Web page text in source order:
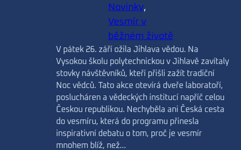
Novinky
Vesmír v
běžném životě
V pátek 26. září ožila Jihlava vědou. Na
Vysokou školu polytechnickou v Jihlavě zavítaly
stovky návštěvníků, kteří přišli zažít tradiční
Noc vědců. Tato akce otevírá dveře laboratoří,
poslucháren a vědeckých institucí napříč celou
Českou republikou. Nechyběla ani Česká cesta
do vesmíru, která do programu přinesla
inspirativní debatu o tom, proč je vesmír
mnohem blíž, než…